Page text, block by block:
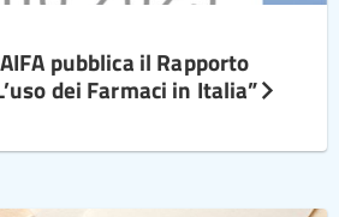
pubblica il Rapporto
dei Farmaci in Italia”